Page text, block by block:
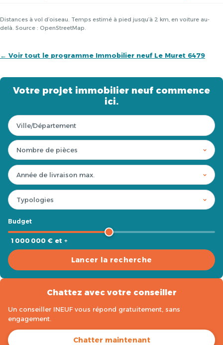
Distances à vol d’oiseau. Temps estimé à pied jusqu’à 2 km, en voiture au-
delà. Source : OpenStreetMap.
← Voir tout le programme Immobilier neuf Le Muret 6479
Votre projet immobilier neuf commence
ici.
Budget
1 000 000 € et +
Lancer la recherche
Chattez avec votre conseiller
Un conseiller INEUF vous répond gratuitement, sans
engagement.
Chatter maintenant